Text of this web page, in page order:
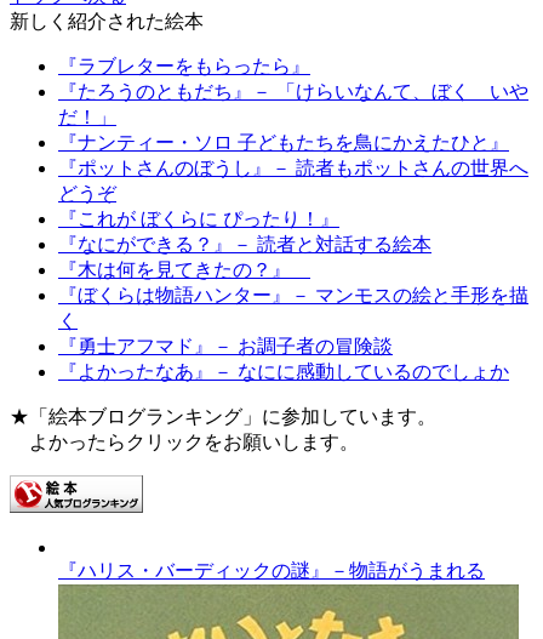
新しく紹介された絵本
『ラブレターをもらったら』
『たろうのともだち』－ 「けらいなんて、ぼく いや
だ！」
『ナンティー・ソロ 子どもたちを鳥にかえたひと』
『ポットさんのぼうし』－ 読者もポットさんの世界へ
どうぞ
『これが ぼくらに ぴったり！』
『なにができる？』－ 読者と対話する絵本
『木は何を見てきたの？』
『ぼくらは物語ハンター』－ マンモスの絵と手形を描
く
『勇士アフマド』－ お調子者の冒険談
『よかったなあ』－ なにに感動しているのでしょか
★「絵本ブログランキング」に参加しています。
よかったらクリックをお願いします。
『ハリス・バーディックの謎』－物語がうまれる